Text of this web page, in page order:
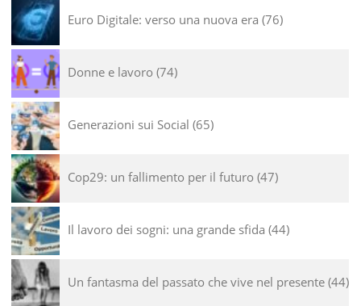
Euro Digitale: verso una nuova era 76
Donne e lavoro 74
Generazioni sui Social 65
Cop29: un fallimento per il futuro 47
Il lavoro dei sogni: una grande sfida 44
Un fantasma del passato che vive nel presente 44